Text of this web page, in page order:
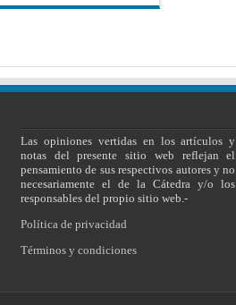
Las opiniones vertidas en los artículos y
notas del presente sitio web reflejan el
pensamiento de sus respectivos autores y no
necesariamente el de la Cátedra y/o los
responsables del propio sitio web.-
Política de privacidad
Términos y condiciones